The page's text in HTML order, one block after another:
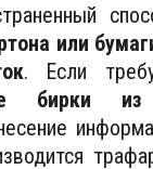
или
. Если
бирки из